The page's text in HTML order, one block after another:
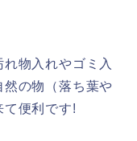
物入れやゴミ入
の物（落ち葉や
て便利です!